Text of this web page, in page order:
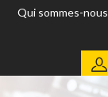
Qui sommes-nous